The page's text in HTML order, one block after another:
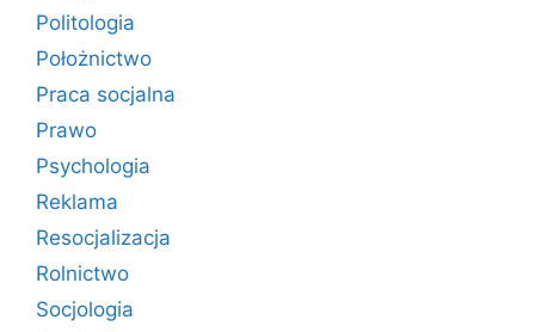
Politologia
Położnictwo
Praca socjalna
Prawo
Psychologia
Reklama
Resocjalizacja
Rolnictwo
Socjologia